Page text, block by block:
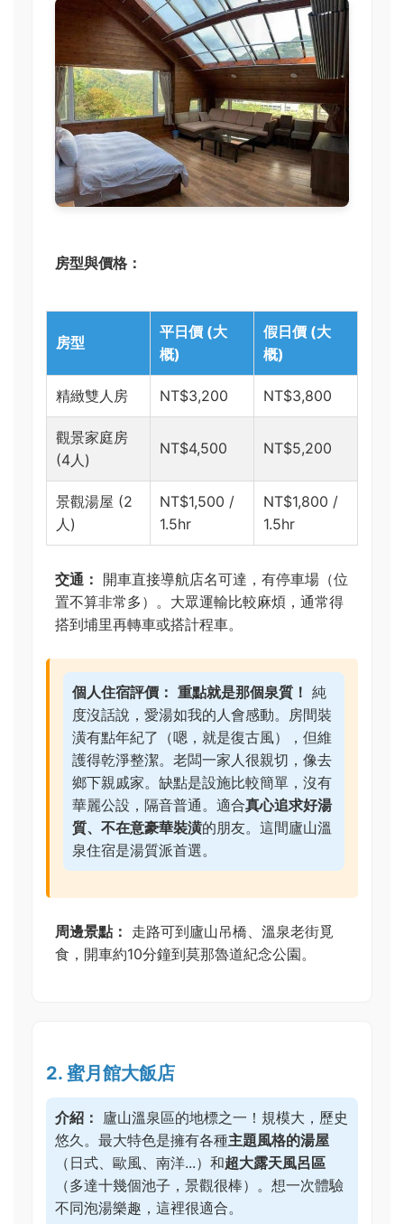
房型與價格：
房型
平日價 (大
概)
假日價 (大
概)
精緻雙人房 NT$3,200 NT$3,800
觀景家庭房
(4人)
NT$4,500 NT$5,200
景觀湯屋 (2
人)
NT$1,500 /
1.5hr
NT$1,800 /
1.5hr
交通： 開車直接導航店名可達，有停車場（位
置不算非常多）。大眾運輸比較麻煩，通常得
搭到埔里再轉車或搭計程車。
個人住宿評價： 重點就是那個泉質！ 純
度沒話說，愛湯如我的人會感動。房間裝
潢有點年紀了（嗯，就是復古風），但維
護得乾淨整潔。老闆一家人很親切，像去
鄉下親戚家。缺點是設施比較簡單，沒有
華麗公設，隔音普通。適合真心追求好湯
質、不在意豪華裝潢的朋友。這間廬山溫
泉住宿是湯質派首選。
周邊景點： 走路可到廬山吊橋、溫泉老街覓
食，開車約10分鐘到莫那魯道紀念公園。
2. 蜜月館大飯店
介紹：
廬山溫泉區的地標之一！規模大，歷史
悠久。最大特色是擁有各種主題風格的湯屋
（日式、歐風、南洋...）和超大露天風呂區
（多達十幾個池子，景觀很棒）。想一次體驗
不同泡湯樂趣，這裡很適合。